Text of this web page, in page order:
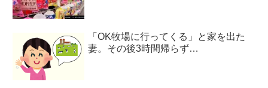
「OK牧場に行ってくる」と家を出た
妻。その後3時間帰らず…